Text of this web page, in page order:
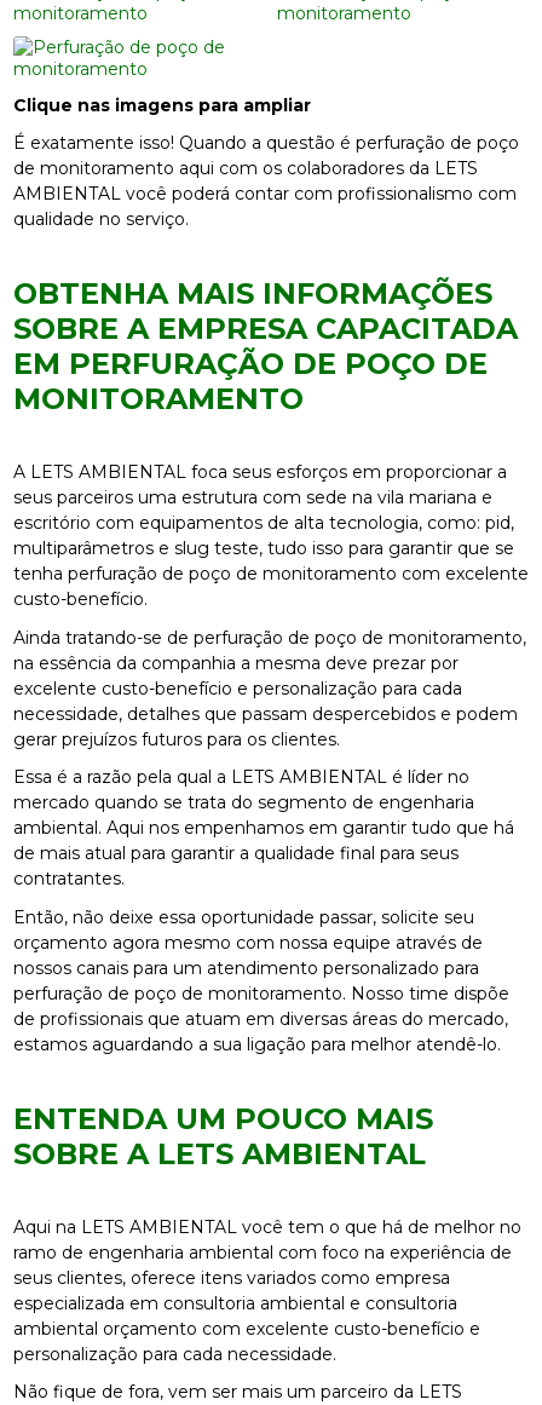
Clique nas imagens para ampliar
É exatamente isso! Quando a questão é perfuração de poço
de monitoramento aqui com os colaboradores da LETS
AMBIENTAL você poderá contar com profissionalismo com
qualidade no serviço.
OBTENHA MAIS INFORMAÇÕES
SOBRE A EMPRESA CAPACITADA
EM PERFURAÇÃO DE POÇO DE
MONITORAMENTO
A LETS AMBIENTAL foca seus esforços em proporcionar a
seus parceiros uma estrutura com sede na vila mariana e
escritório com equipamentos de alta tecnologia, como: pid,
multiparâmetros e slug teste, tudo isso para garantir que se
tenha perfuração de poço de monitoramento com excelente
custo-benefício.
Ainda tratando-se de perfuração de poço de monitoramento,
na essência da companhia a mesma deve prezar por
excelente custo-benefício e personalização para cada
necessidade, detalhes que passam despercebidos e podem
gerar prejuízos futuros para os clientes.
Essa é a razão pela qual a LETS AMBIENTAL é líder no
mercado quando se trata do segmento de engenharia
ambiental. Aqui nos empenhamos em garantir tudo que há
de mais atual para garantir a qualidade final para seus
contratantes.
Então, não deixe essa oportunidade passar, solicite seu
orçamento agora mesmo com nossa equipe através de
nossos canais para um atendimento personalizado para
perfuração de poço de monitoramento. Nosso time dispõe
de profissionais que atuam em diversas áreas do mercado,
estamos aguardando a sua ligação para melhor atendê-lo.
ENTENDA UM POUCO MAIS
SOBRE A LETS AMBIENTAL
Aqui na LETS AMBIENTAL você tem o que há de melhor no
ramo de engenharia ambiental com foco na experiência de
seus clientes, oferece itens variados como empresa
especializada em consultoria ambiental e consultoria
ambiental orçamento com excelente custo-benefício e
personalização para cada necessidade.
Não fique de fora, vem ser mais um parceiro da LETS